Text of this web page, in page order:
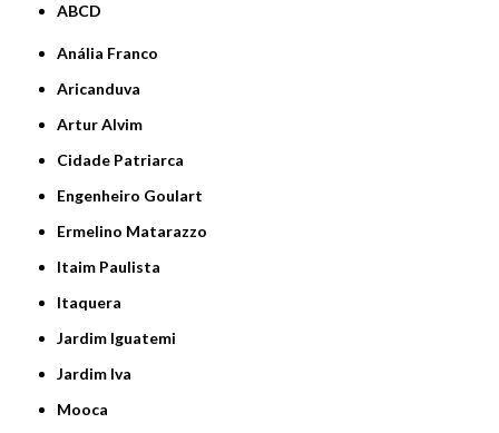
ABCD
Anália Franco
Aricanduva
Artur Alvim
Cidade Patriarca
Engenheiro Goulart
Ermelino Matarazzo
Itaim Paulista
Itaquera
Jardim Iguatemi
Jardim Iva
Mooca